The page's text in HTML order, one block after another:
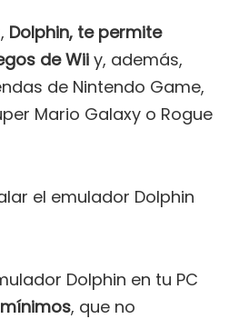
Dolphin, te permite
de Wii y, además,
de Nintendo Game,
Mario Galaxy o Rogue
el emulador Dolphin
Dolphin en tu PC
, que no